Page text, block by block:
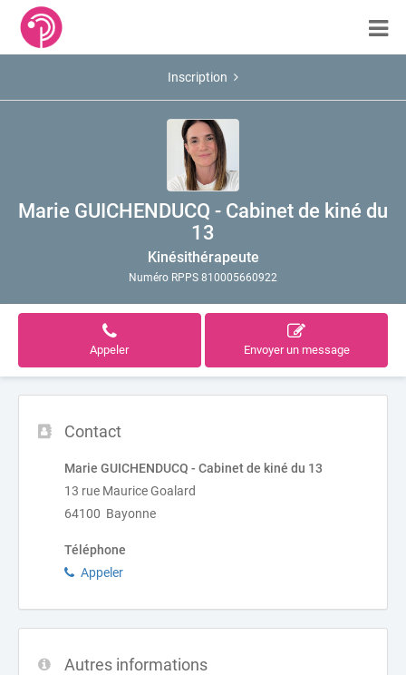
Inscription
Marie GUICHENDUCQ - Cabinet de kiné du
13
Kinésithérapeute
Numéro RPPS 810005660922
Appeler Envoyer un message
Contact
Marie GUICHENDUCQ - Cabinet de kiné du 13
13 rue Maurice Goalard
64100 Bayonne
Téléphone
Appeler
Autres informations